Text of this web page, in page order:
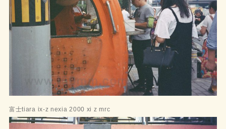
富士tiara ix-z nexia 2000 xi z mrc